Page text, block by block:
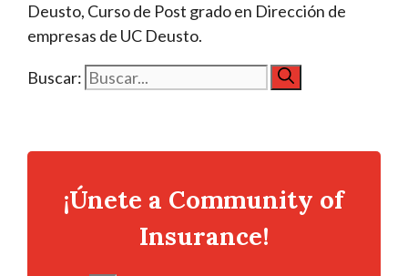
Deusto, Curso de Post grado en Dirección de
empresas de UC Deusto.
Buscar:
¡Únete a Community of
Insurance!